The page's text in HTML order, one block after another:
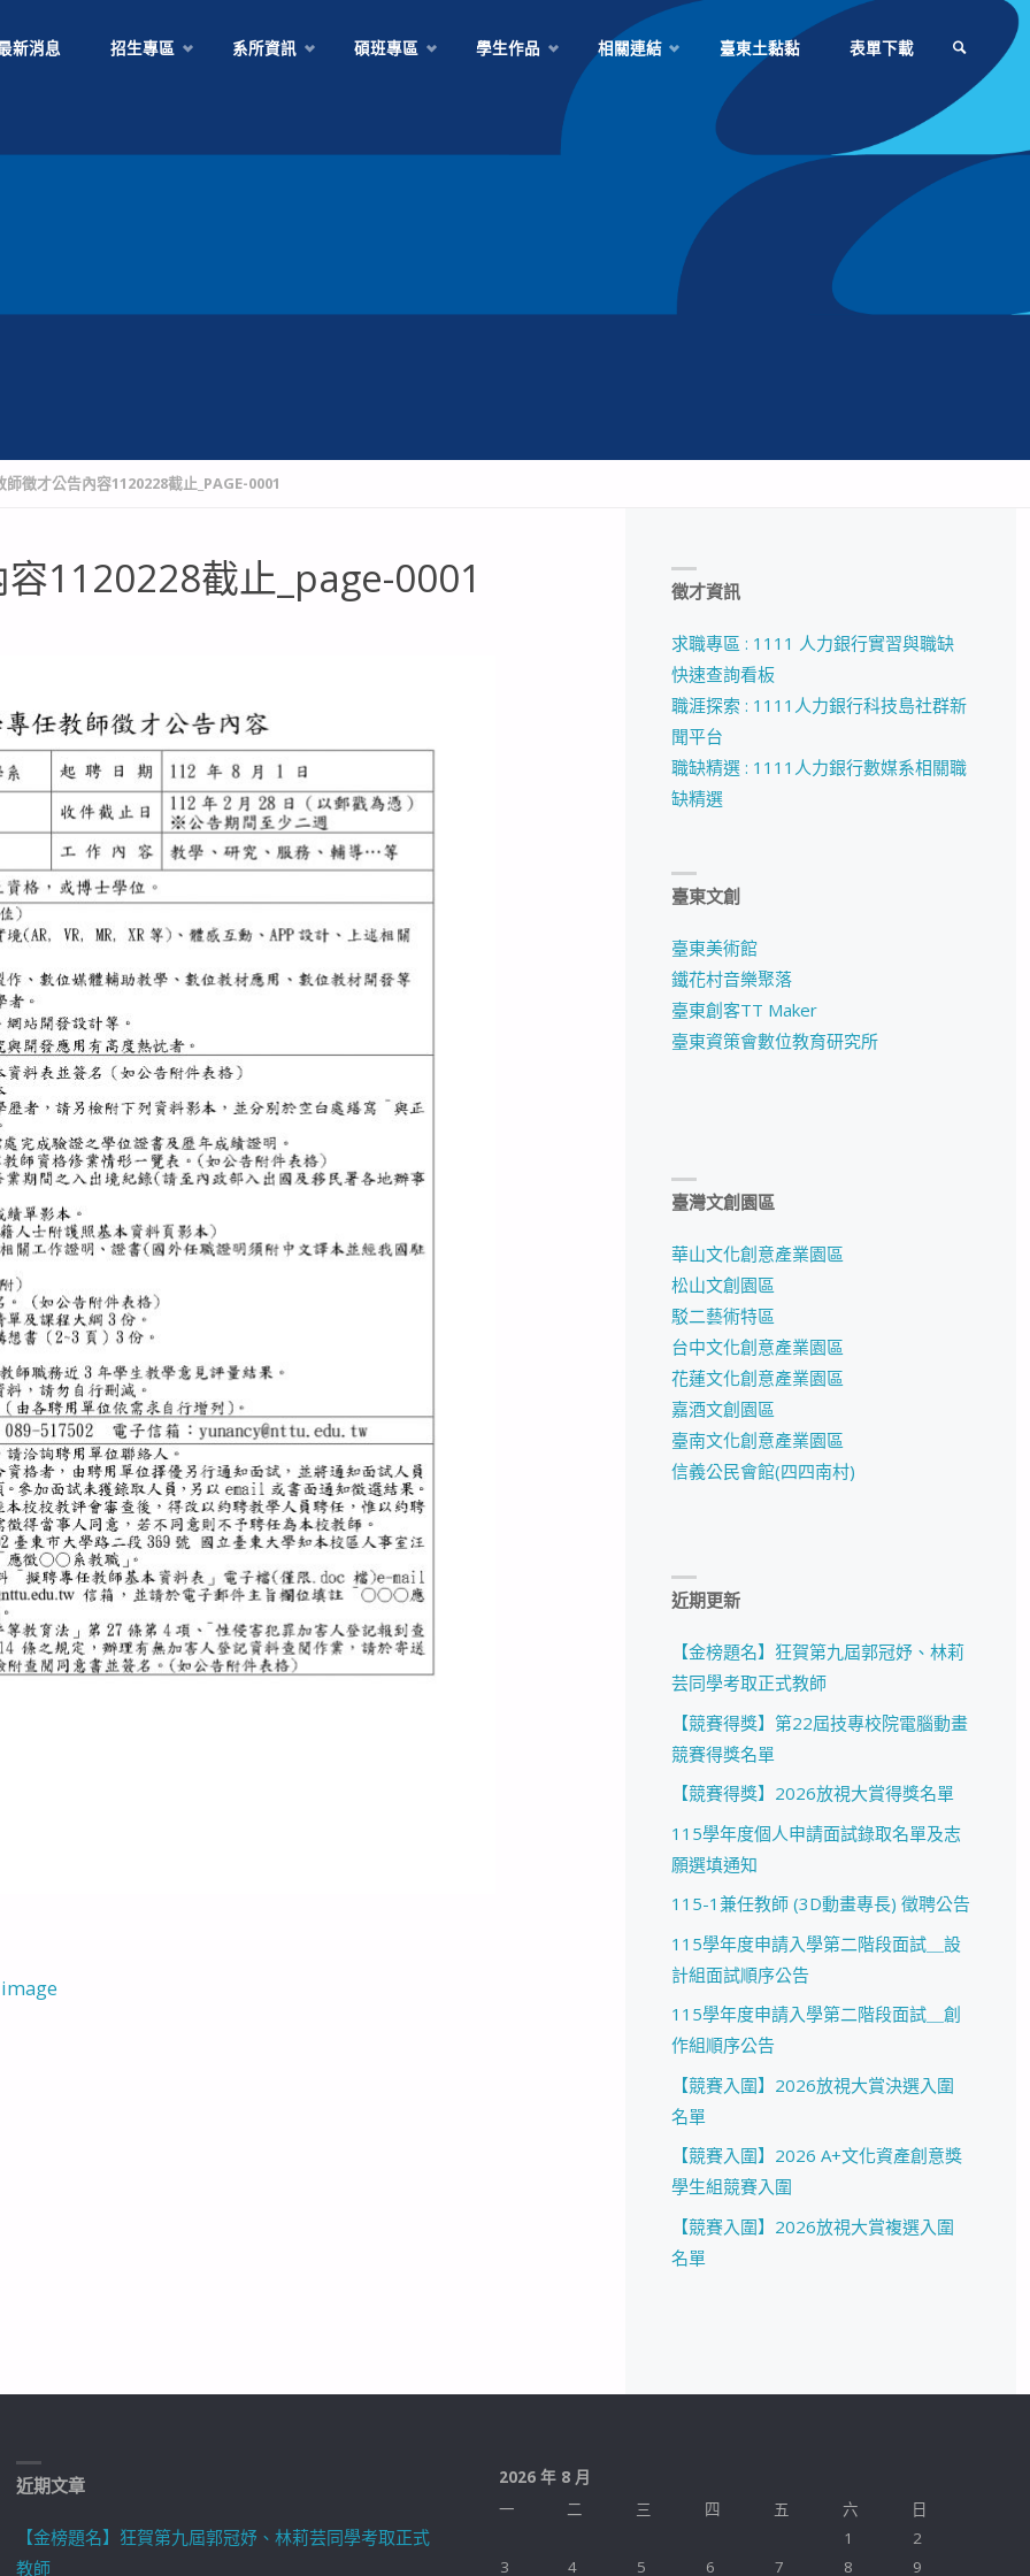
新消息 招生專區 系所資訊 碩班專區 學生作品 相關連結 臺東土黏黏 表單下載
徵才公告內容1120228截止_PAGE-0001
1120228截止_page-0001 徵才資訊
求職專區 : 1111 人力銀行實習與職缺
快速查詢看板
職涯探索 : 1111人力銀行科技島社群新
聞平台
職缺精選 : 1111人力銀行數媒系相關職
缺精選
臺東文創
臺東美術館
鐵花村音樂聚落
臺東創客TT Maker
臺東資策會數位教育研究所
臺灣文創園區
華山文化創意產業園區
松山文創園區
駁二藝術特區
台中文化創意產業園區
花蓮文化創意產業園區
嘉酒文創園區
臺南文化創意產業園區
信義公民會館(四四南村)
近期更新
【金榜題名】狂賀第九屆郭冠妤、林莉
芸同學考取正式教師
【競賽得獎】第22屆技專校院電腦動畫
競賽得獎名單
【競賽得獎】2026放視大賞得獎名單
115學年度個人申請面試錄取名單及志
願選填通知
115-1兼任教師 (3D動畫專長) 徵聘公告
115學年度申請入學第二階段面試＿設
計組面試順序公告
115學年度申請入學第二階段面試＿創
作組順序公告
【競賽入圍】2026放視大賞決選入圍
名單
【競賽入圍】2026 A+文化資產創意獎
學生組競賽入圍
【競賽入圍】2026放視大賞複選入圍
名單
近期文章
【金榜題名】狂賀第九屆郭冠妤、林莉芸同學考取正式
教師
2026 年 8 月
一
二 三 四 五 六
日
1
2
3
4 5 6 7 8 9